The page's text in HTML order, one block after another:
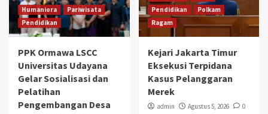
Humaniora
Pariwisata
Pendidikan
PPK Ormawa LSCC
Universitas Udayana
Gelar Sosialisasi dan
Pelatihan
Pengembangan Desa
Pendidikan
Polkam
Ragam
Kejari Jakarta Timur
Eksekusi Terpidana
Kasus Pelanggaran
Merek
admin Agustus 5, 2026 0